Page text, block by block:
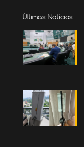
Últimas Notícias